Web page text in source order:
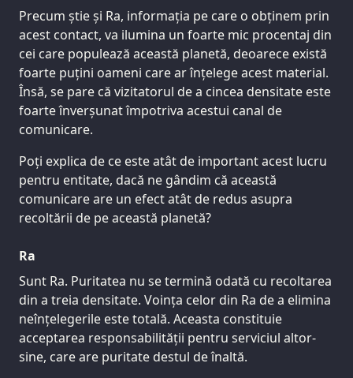
Precum știe și Ra, informația pe care o obținem prin
acest contact, va ilumina un foarte mic procentaj din
cei care populează această planetă, deoarece există
foarte puțini oameni care ar înțelege acest material.
Însă, se pare că vizitatorul de a cincea densitate este
foarte înverșunat împotriva acestui canal de
comunicare.
Poți explica de ce este atât de important acest lucru
pentru entitate, dacă ne gândim că această
comunicare are un efect atât de redus asupra
recoltării de pe această planetă?
Ra
Sunt Ra. Puritatea nu se termină odată cu recoltarea
din a treia densitate. Voința celor din Ra de a elimina
neînțelegerile este totală. Aceasta constituie
acceptarea responsabilității pentru serviciul altor-
sine, care are puritate destul de înaltă.